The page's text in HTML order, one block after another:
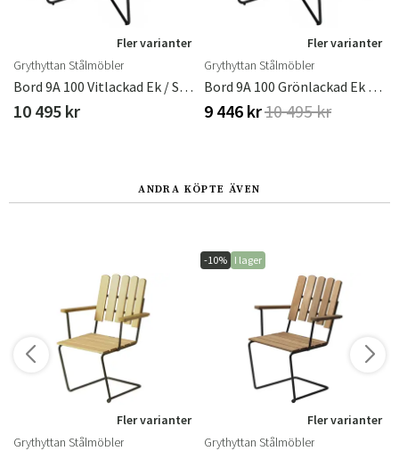
Fler varianter
Grythyttan Stålmöbler
Bord 9A 100 Vitlackad Ek / Svart Stativ
10 495 kr
Fler varianter
Grythyttan Stålmöbler
Bord 9A 100 Grönlackad Ek / Svart Stativ
9 446 kr10 495 kr
ANDRA KÖPTE ÄVEN
Fler varianter
Grythyttan Stålmöbler
-10% I lager
Fler varianter
Grythyttan Stålmöbler